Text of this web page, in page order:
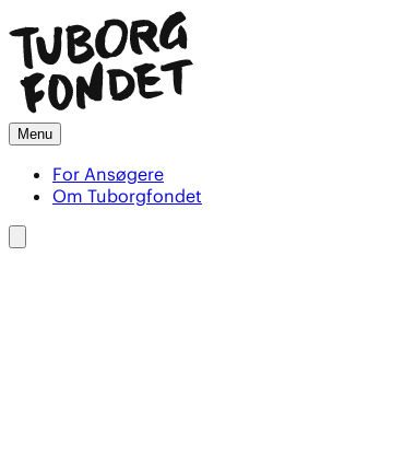
Menu
For Ansøgere
Om Tuborgfondet